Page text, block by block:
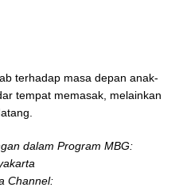
terhadap masa depan anak-
tempat memasak, melainkan
dalam Program MBG:
Channel: